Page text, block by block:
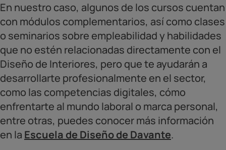
En nuestro caso, algunos de los cursos cuentan
con módulos complementarios, así como clases
o seminarios sobre empleabilidad y habilidades
que no estén relacionadas directamente con el
Diseño de Interiores, pero que te ayudarán a
desarrollarte profesionalmente en el sector,
como las competencias digitales, cómo
enfrentarte al mundo laboral o marca personal,
entre otras, puedes conocer más información
en la Escuela de Diseño de Davante.